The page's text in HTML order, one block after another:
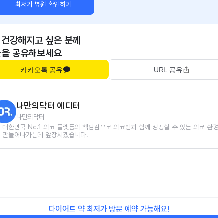
최저가 병원 확인하기
강해지고 싶은 분께
공유해보세요
카카오톡 공유 URL 공유
나만의닥터 에디터
나만의닥터
대한민국 No.1 의료 플랫폼의 책임감으로 의료인과 함께 성장할 수 있는 의료 환
만들어나가는데 앞장서겠습니다.
다이어트 약 최저가 방문 예약 가능해요!